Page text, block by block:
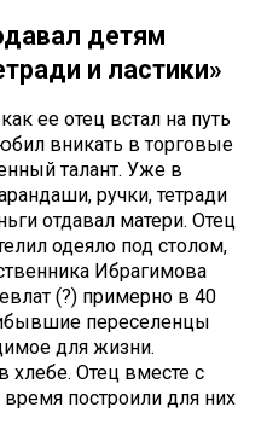
детям
и ластики»
ее отец встал на путь
вникать в торговые
талант. Уже в
ручки, тетради
отдавал матери. Отец
одеяло под столом,
Ибрагимова
(?) примерно в 40
переселенцы
для жизни.
Отец вместе с
построили для них